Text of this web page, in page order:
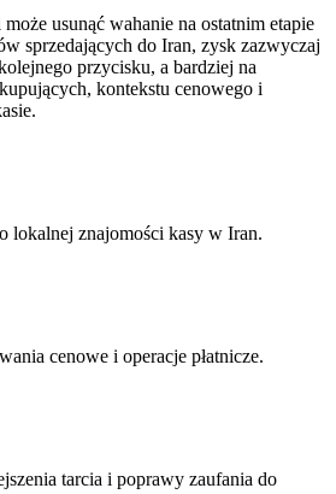
usunąć wahanie na ostatnim etapie
sprzedających do Iran, zysk zazwyczaj
przycisku, a bardziej na
kontekstu cenowego i
lokalnej znajomości kasy w Iran.
cenowe i operacje płatnicze.
tarcia i poprawy zaufania do